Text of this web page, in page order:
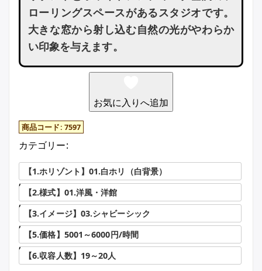
ローリングスペースがあるスタジオです。
大きな窓から射し込む自然の光がやわらか
い印象を与えます。
お気に入りへ追加
商品コード: 7597
カテゴリー:
【1.ホリゾント】01.白ホリ（白背景）
,
【2.様式】01.洋風・洋館
,
【3.イメージ】03.シャビーシック
,
【5.価格】5001～6000円/時間
,
【6.収容人数】19～20人